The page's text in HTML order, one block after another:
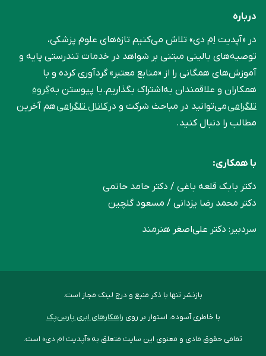
درباره
در «آپدیت اِم دی» تلاش می‌کنیم تازه‌های علوم پزشکی،
توصیه‌های بالینی مبتنی بر شواهد در خدمات تندرستی پایه و
آموزش‌های همگانی را از «منابع معتبر» گردآوری کرده و با
همکاران و علاقمندان به‌اشتراک بگذاریم.با پیوستن بهگروه
تلگرامیمی‌توانید در مباحث شرکت و درکانال تلگرامیهم آخرین
مطالب را دنبال کنید.
با همکاری:
دکتر بابک قلعه‌ باغی / دکتر حامد حاتمی
دکتر محمد رضا یزدانی / مسعود گلچین
سردبیر: دکتر علی‌اصغر هنرمند
بازنشر تنها با ذکر منبع و درج لینک مجاز است.
با خاطری آسوده، استوار بر روی راهکارهای ابری پارس‌پک
تمامی حقوق مادی و معنوی این سایت متعلق به «آپدیت ام دی» است.